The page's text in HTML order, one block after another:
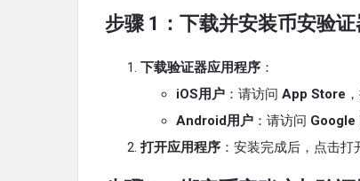
步骤 1：下载并安装币安验证
下载验证器应用程序 ：
iOS用户 ：请访问 App Store
Android用户 ：请访问 Google
打开应用程序 ：安装完成后，点击打